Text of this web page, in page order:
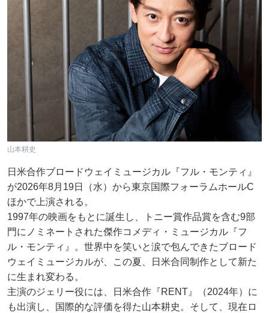
山本耕史
日米合作ブロードウェイミュージカル『フル・モンティ』
が2026年8月19日（水）から東京国際フォーラムホールC
ほかで上演される。
1997年の映画をもとに誕生し、トニー賞作品賞を含む9部
門にノミネートされた傑作コメディ・ミュージカル『フ
ル・モンティ』。世界中を笑いと涙で包んできたブロード
ウェイミュージカルが、この夏、日米合同制作として新た
に生まれ変わる。
主演のジェリー役には、日米合作『RENT』（2024年）に
も出演し、国際的な評価を得た山本耕史。そして、現在ロ